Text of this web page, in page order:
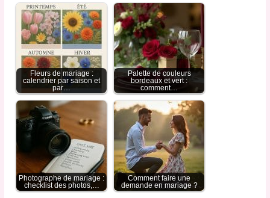
Fleurs de mariage :
calendrier par saison et
par…
Palette de couleurs
bordeaux et vert :
comment…
Photographe de mariage :
checklist des photos,…
Comment faire une
demande en mariage ?